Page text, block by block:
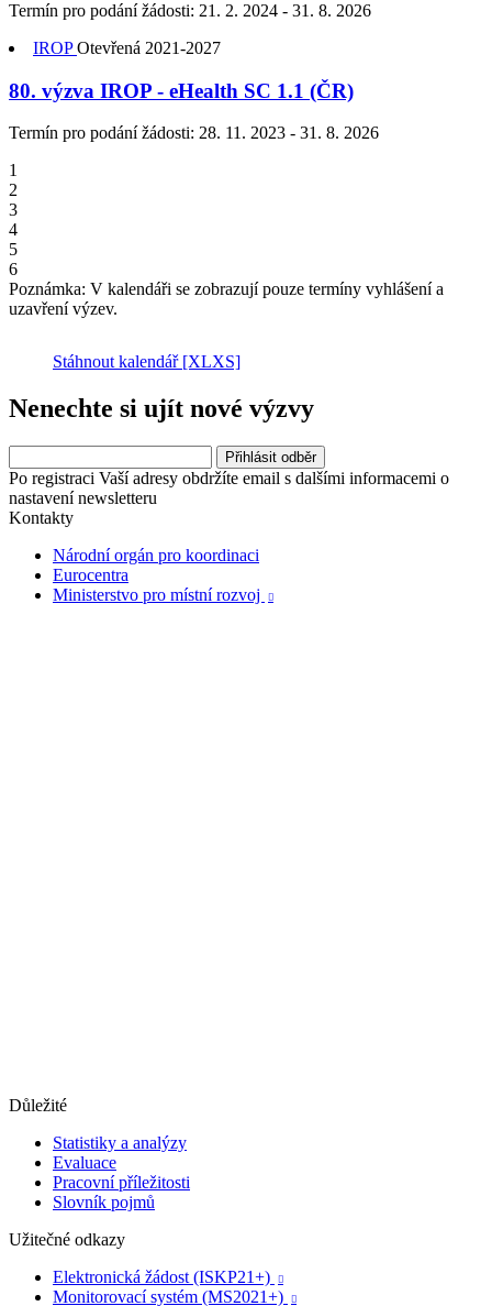
Termín pro podání žádosti: 21. 2. 2024 - 31. 8. 2026
IROPOtevřená 2021-2027
80. výzva IROP - eHealth SC 1.1 (ČR)
Termín pro podání žádosti: 28. 11. 2023 - 31. 8. 2026
1
2
3
4
5
6
Poznámka: V kalendáři se zobrazují pouze termíny vyhlášení a
uzavření výzev.
Stáhnout kalendář [XLXS]
Nenechte si ujít nové výzvy
Po registraci Vaší adresy obdržíte email s dalšími informacemi o
nastavení newsletteru
Kontakty
Národní orgán pro koordinaci
Eurocentra
Ministerstvo pro místní rozvoj

Důležité
Statistiky a analýzy
Evaluace
Pracovní příležitosti
Slovník pojmů
Užitečné odkazy
Elektronická žádost (ISKP21+)

Monitorovací systém (MS2021+) 